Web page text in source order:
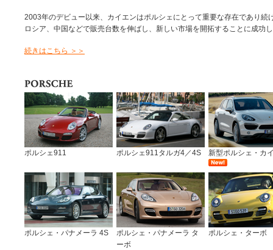
2003年のデビュー以来、カイエンはポルシェにとって重要な存在であり
ロシア、中国などで販売台数を伸ばし、新しい市場を開拓することに成功
続きはこちら ＞＞
ポルシェ911 ポルシェ911タルガ4／4S 新型ポルシェ・カ
ポルシェ・パナメーラ 4S
ポルシェ・パナメーラ タ
ーボ
ポルシェ・ターボ